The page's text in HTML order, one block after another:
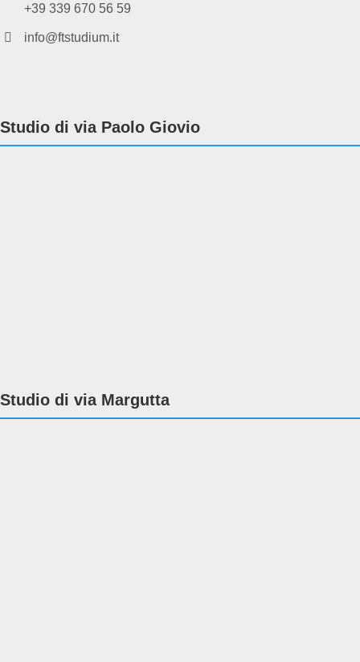
+39 339 670 56 59
info@ftstudium.it
Studio di via Paolo Giovio
Studio di via Margutta